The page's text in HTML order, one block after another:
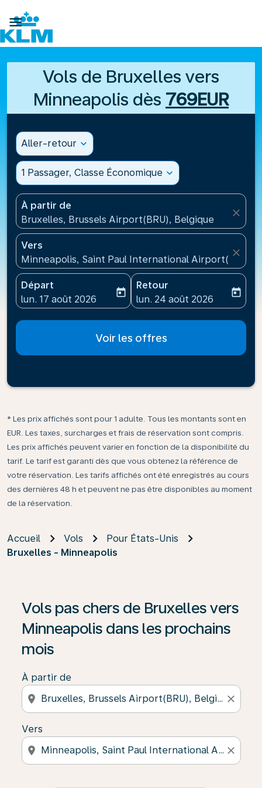

Vols de Bruxelles vers
Minneapolis dès 769EUR
Aller-retour expand_more
1 Passager, Classe Économique expand_more
À partir de
Bruxelles, Brussels Airport(BRU), Belgique
close
Vers
Minneapolis, Saint Paul International Airport(MSP),
close
Départ
fc-booking-departure-date-aria-label
lun. 17 août 2026
today
Retour
fc-booking-return-date-
lun. 24 août 2026
today
Voir les offres
* Les prix affichés sont pour 1 adulte. Tous les montants sont en
EUR. Les taxes, surcharges et frais de réservation sont compris.
Les prix affichés peuvent varier en fonction de la disponibilité du
tarif. Le tarif est garanti dès que vous obtenez la référence de
votre réservation. Les tarifs affichés ont été enregistrés au cours
des dernières 48 h et peuvent ne pas être disponibles au moment
de la réservation.
Accueil Vols
Pour États-Unis
Bruxelles - Minneapolis
Vols pas chers de Bruxelles vers
Minneapolis dans les prochains
mois
À partir de
location_on close
Vers
location_on close